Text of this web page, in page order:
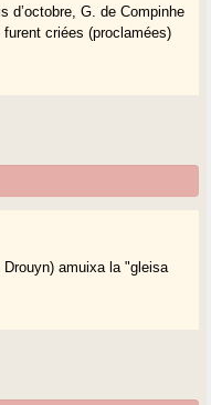
d’octobre, G. de Compinhe
criées (proclamées)
Drouyn) amuixa la "gleisa